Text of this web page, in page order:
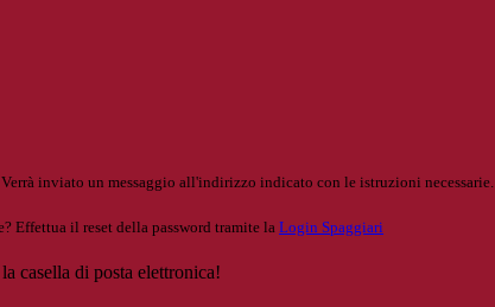
Verrà inviato un messaggio all'indirizzo indicato con le istruzioni necessarie.
Effettua il reset della password tramite la Login Spaggiari
casella di posta elettronica!